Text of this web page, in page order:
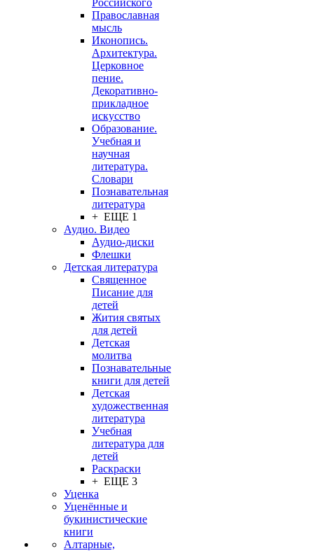
Российского
Православная
мысль
Иконопись.
Архитектура.
Церковное
пение.
Декоративно-
прикладное
искусство
Образование.
Учебная и
научная
литература.
Словари
Познавательная
литература
+ ЕЩЕ 1
Аудио. Видео
Аудио-диски
Флешки
Детская литература
Священное
Писание для
детей
Жития святых
для детей
Детская
молитва
Познавательные
книги для детей
Детская
художественная
литература
Учебная
литература для
детей
Раскраски
+ ЕЩЕ 3
Уценка
Уценённые и
букинистические
книги
Алтарные,